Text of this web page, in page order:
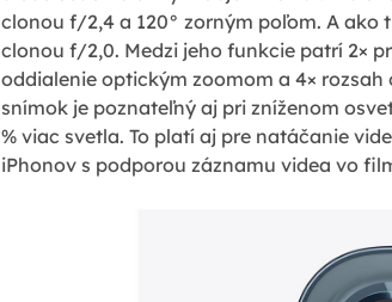
clonou f/2,4 a 120° zorným poľom. A ako
clonou f/2,0. Medzi jeho funkcie patrí 2×
oddialenie optickým zoomom a 4×
snímok je poznateľný aj pri zníženom
% viac svetla. To platí aj pre natáčanie
iPhonov s podporou záznamu videa vo